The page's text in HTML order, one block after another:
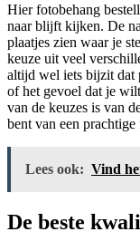
Hier fotobehang
naar blijft kijken. De
plaatjes zien waar je
keuze uit veel
altijd wel iets bijzit dat
of het gevoel dat je
van de keuzes is van
bent van een
Lees ook: Vind
De beste